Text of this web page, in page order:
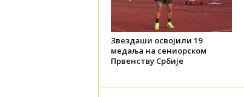
Звездаши освојили 19
медаља на сениорском
Првенству Србије